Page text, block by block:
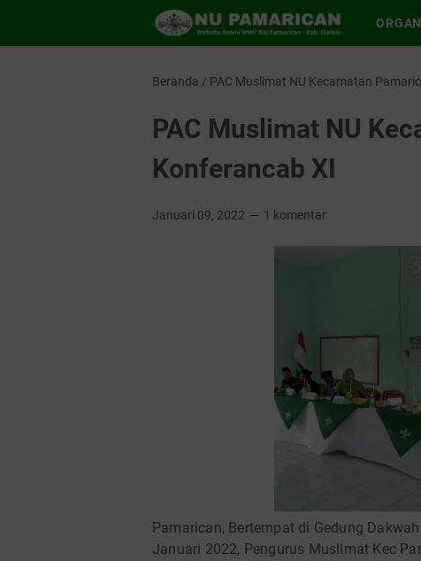
Beranda / PAC Muslimat NU Kecamatan
PAC Muslimat NU
Konferancab XI
Januari 09, 2022 1 komentar
Pamarican, Bertempat di Gedung
Januari 2022, Pengurus Muslimat Kec